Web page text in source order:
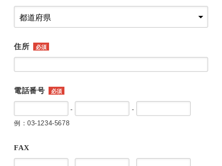
住所 必須
電話番号 必須
-
-
例：03-1234-5678
FAX